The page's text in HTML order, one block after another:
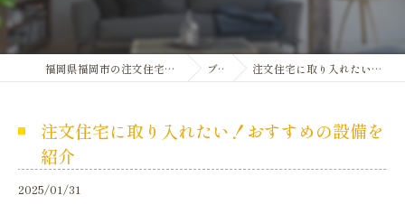
福岡県福岡市の注文住宅なら株式会社三宅工務店 ブログ 注文住宅に取り入れたい！おすすめの設備を紹介
注文住宅に取り入れたい！おすすめの設備を
紹介
2025/01/31